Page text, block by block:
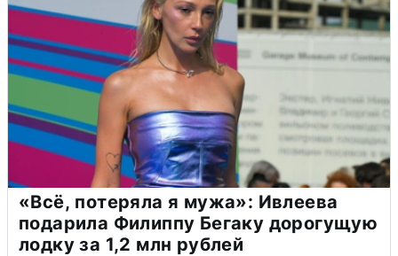
«Всё, потеряла я мужа»: Ивлеева
подарила Филиппу Бегаку дорогущую
лодку за 1,2 млн рублей